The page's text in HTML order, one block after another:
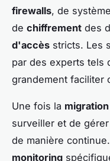
firewalls, de
de chiffrement des
d'accès stricts. Les
par des experts tels
grandement faciliter
Une fois la migration
surveiller et de
de manière
monitoring